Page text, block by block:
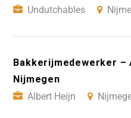
Undutchables
Bakkerijmedewerker –
Nijmegen
Albert Heijn